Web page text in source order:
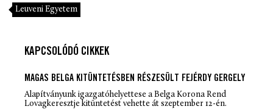
Leuveni Egyetem
KAPCSOLÓDÓ CIKKEK
MAGAS BELGA KITÜNTETÉSBEN RÉSZESÜLT FEJÉRDY GERGELY
Alapítványunk igazgatóhelyettese a Belga Korona Rend
Lovagkeresztje kitüntetést vehette át szeptember 12-én.